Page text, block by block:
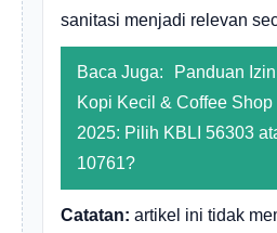
sanitasi menjadi relevan
Baca Juga:
Panduan
Kopi Kecil & Coffee Shop
2025: Pilih KBLI 56303
10761?
Catatan: artikel ini tidak